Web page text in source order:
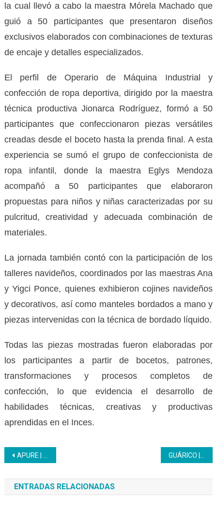
la cual llevó a cabo la maestra Mórela Machado que
guió a 50 participantes que presentaron diseños
exclusivos elaborados con combinaciones de texturas
de encaje y detalles especializados.
El perfil de Operario de Máquina Industrial y
confección de ropa deportiva, dirigido por la maestra
técnica productiva Jionarca Rodríguez, formó a 50
participantes que confeccionaron piezas versátiles
creadas desde el boceto hasta la prenda final. A esta
experiencia se sumó el grupo de confeccionista de
ropa infantil, donde la maestra Eglys Mendoza
acompañó a 50 participantes que elaboraron
propuestas para niños y niñas caracterizadas por su
pulcritud, creatividad y adecuada combinación de
materiales.
La jornada también contó con la participación de los
talleres navideños, coordinados por las maestras Ana
y Yigci Ponce, quienes exhibieron cojines navideños
y decorativos, así como manteles bordados a mano y
piezas intervenidas con la técnica de bordado líquido.
Todas las piezas mostradas fueron elaboradas por
los participantes a partir de bocetos, patrones,
transformaciones y procesos completos de
confección, lo que evidencia el desarrollo de
habilidades técnicas, creativas y productivas
aprendidas en el Inces.
Navegación
de
entradas
APURE | La Gerencia Regional del Inces recibió diciembre con aguinaldos y gaitas
ENTRADAS RELACIONADAS